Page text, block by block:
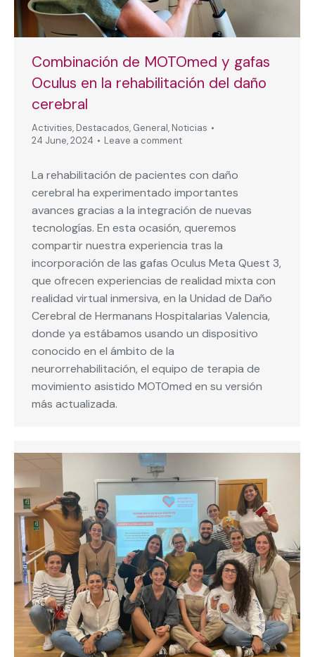
Combinación de MOTOmed y gafas
Oculus en la rehabilitación del daño
cerebral
Activities, Destacados, General, Noticias
24 June, 2024
Leave a comment
La rehabilitación de pacientes con daño
cerebral ha experimentado importantes
avances gracias a la integración de nuevas
tecnologías. En esta ocasión, queremos
compartir nuestra experiencia tras la
incorporación de las gafas Oculus Meta Quest 3,
que ofrecen experiencias de realidad mixta con
realidad virtual inmersiva, en la Unidad de Daño
Cerebral de Hermanans Hospitalarias Valencia,
donde ya estábamos usando un dispositivo
conocido en el ámbito de la
neurorrehabilitación, el equipo de terapia de
movimiento asistido MOTOmed en su versión
más actualizada.